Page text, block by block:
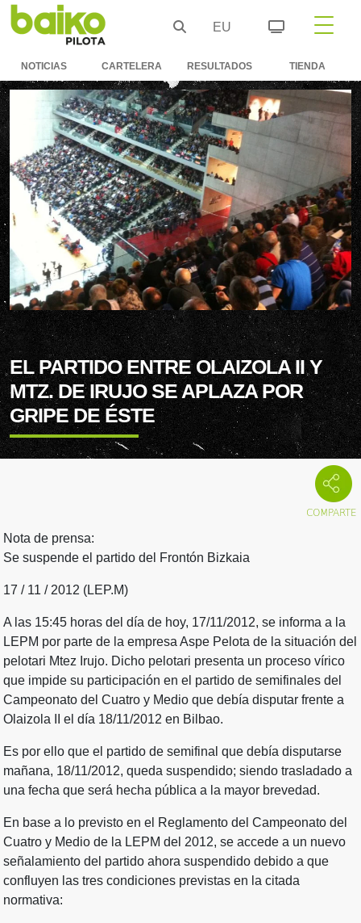
EU
NOTICIAS CARTELERA RESULTADOS TIENDA
EL PARTIDO ENTRE OLAIZOLA II Y
MTZ. DE IRUJO SE APLAZA POR
GRIPE DE ÉSTE
Nota de prensa:
Se suspende el partido del Frontón Bizkaia
17 / 11 / 2012 (LEP.M)
A las 15:45 horas del día de hoy, 17/11/2012, se informa a la
LEPM por parte de la empresa Aspe Pelota de la situación del
pelotari Mtez Irujo. Dicho pelotari presenta un proceso vírico
que impide su participación en el partido de semifinales del
Campeonato del Cuatro y Medio que debía disputar frente a
Olaizola II el día 18/11/2012 en Bilbao.
Es por ello que el partido de semifinal que debía disputarse
mañana, 18/11/2012, queda suspendido; siendo trasladado a
una fecha que será hecha pública a la mayor brevedad.
En base a lo previsto en el Reglamento del Campeonato del
Cuatro y Medio de la LEPM del 2012, se accede a un nuevo
señalamiento del partido ahora suspendido debido a que
confluyen las tres condiciones previstas en la citada
normativa: